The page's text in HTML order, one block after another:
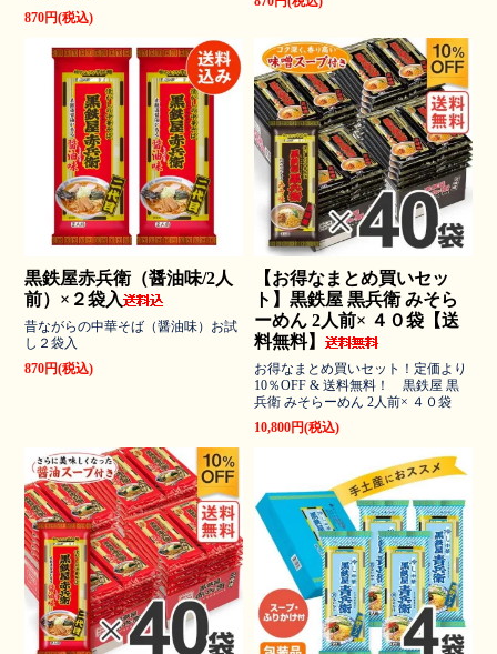
870円(税込)
黒鉄屋赤兵衛（醤油味/2人
前）×２袋入
昔ながらの中華そば（醤油味）お試
し２袋入
870円(税込)
【お得なまとめ買いセッ
ト】黒鉄屋 黒兵衛 みそら
ーめん 2人前× ４０袋【送
料無料】
お得なまとめ買いセット！定価より
10％OFF & 送料無料！ 黒鉄屋 黒
兵衛 みそらーめん 2人前× ４０袋
10,800円(税込)